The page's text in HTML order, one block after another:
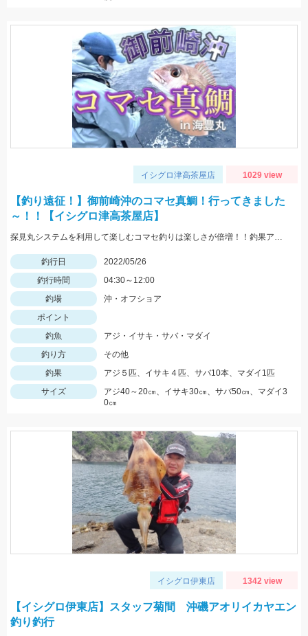
イシグロ津高茶屋店 1029 view
【釣り遠征！】御前崎沖のコマセ真鯛！行ってきました
～！！【イシグロ津高茶屋店】
探見丸システムを利用して楽しむコマセ釣りは楽しさが倍増！！釣果アップの秘訣も！！
釣行日
2022/05/26
釣行時間
04:30～12:00
釣場
沖・オフショア
ポイント
釣魚
アジ・イサキ・サバ・マダイ
釣り方
その他
釣果
アジ５匹、イサキ４匹、サバ10本、マダイ1匹
サイズ
アジ40～20㎝、イサキ30㎝、サバ50㎝、マダイ3
0㎝
イシグロ伊東店 1342 view
【イシグロ伊東店】スタッフ菊間 沖磯アオリイカヤエン
釣り釣行